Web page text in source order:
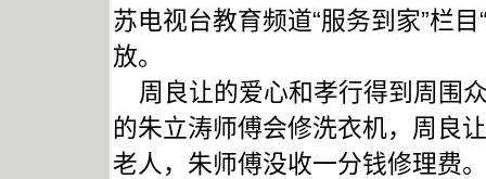
苏电视台教育频道“服务到家”栏
放。
周良让的爱心和孝行得到周围
的朱立涛师傅会修洗衣机，周良
老人，朱师傅没收一分钱修理费